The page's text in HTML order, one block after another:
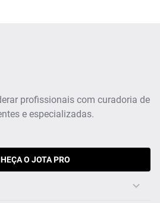
profissionais com curadoria de
e especializadas.
O JOTA PRO